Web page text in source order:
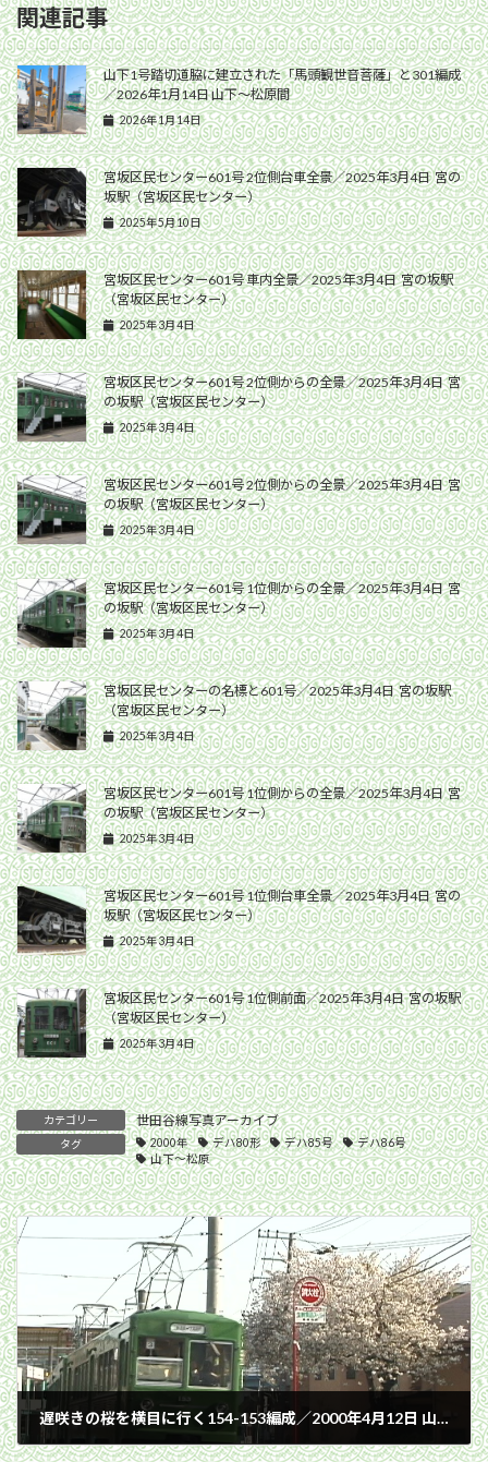
関連記事
山下1号踏切道脇に建立された「馬頭観世音菩薩」と301編成
／2026年1月14日 山下〜松原間
2026年1月14日
宮坂区民センター601号 2位側台車全景／2025年3月4日 宮の
坂駅（宮坂区民センター）
2025年5月10日
宮坂区民センター601号 車内全景／2025年3月4日 宮の坂駅
（宮坂区民センター）
2025年3月4日
宮坂区民センター601号 2位側からの全景／2025年3月4日 宮
の坂駅（宮坂区民センター）
2025年3月4日
宮坂区民センター601号 2位側からの全景／2025年3月4日 宮
の坂駅（宮坂区民センター）
2025年3月4日
宮坂区民センター601号 1位側からの全景／2025年3月4日 宮
の坂駅（宮坂区民センター）
2025年3月4日
宮坂区民センターの名標と601号／2025年3月4日 宮の坂駅
（宮坂区民センター）
2025年3月4日
宮坂区民センター601号 1位側からの全景／2025年3月4日 宮
の坂駅（宮坂区民センター）
2025年3月4日
宮坂区民センター601号 1位側台車全景／2025年3月4日 宮の
坂駅（宮坂区民センター）
2025年3月4日
宮坂区民センター601号 1位側前面／2025年3月4日 宮の坂駅
（宮坂区民センター）
2025年3月4日
カテゴリー 世田谷線写真アーカイブ
タグ 2000年 デハ80形 デハ85号
デハ86号
山下〜松原
遅咲きの桜を横目に行く154-153編成／2000年4月12日 山下〜松原間
2000年4月12日